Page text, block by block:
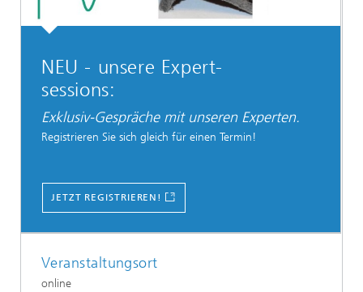
NEU - unsere Expert-
sessions:
Exklusiv-Gespräche mit unseren Experten.
Registrieren Sie sich gleich für einen Termin!
JETZT REGISTRIEREN!
Veranstaltungsort
online